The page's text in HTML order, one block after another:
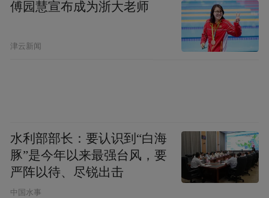
势，成为了对应密封领域垫片产品的首选。
其广泛的应用范围和快速便捷的安装应用，
实现了环保，安全及长期运行可靠性与成本
戈尔密封技术简介
傅园慧宣布成为浙大老师
津云新闻
水利部部长：要认识到“白海
豚”是今年以来最强台风，要
严阵以待、尽锐出击
中国水事